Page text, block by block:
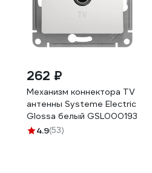
262 ₽
Механизм коннектора TV
антенны Systeme Electric
Glossa белый GSL000193
4.9(53)